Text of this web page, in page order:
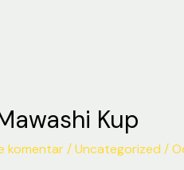
Kup
komentar /Uncategorized /